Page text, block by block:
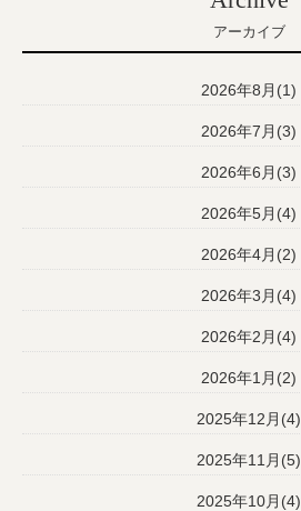
アーカイブ
2026年8月(1)
2026年7月(3)
2026年6月(3)
2026年5月(4)
2026年4月(2)
2026年3月(4)
2026年2月(4)
2026年1月(2)
2025年12月(4)
2025年11月(5)
2025年10月(4)